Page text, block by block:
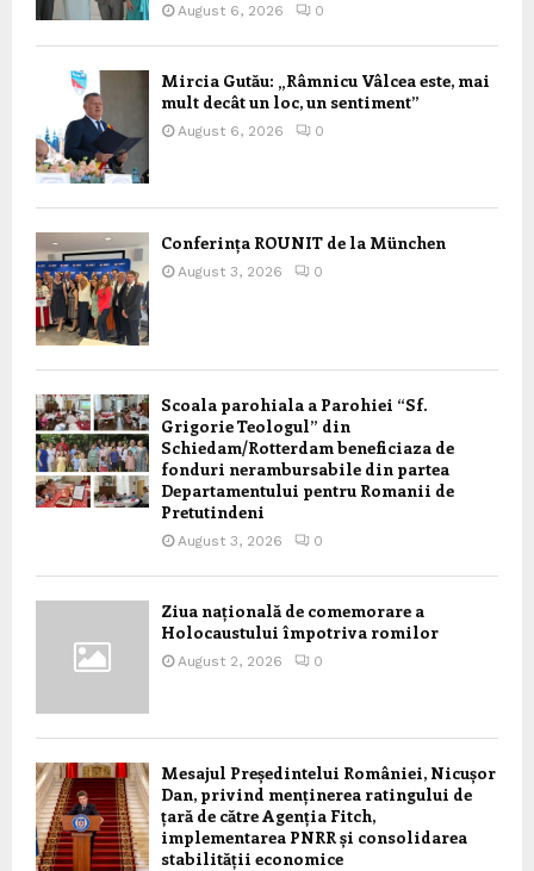
August 6, 2026 0
Mircia Gutău: „Râmnicu Vâlcea este, mai
mult decât un loc, un sentiment”
August 6, 2026 0
Conferința ROUNIT de la München
August 3, 2026 0
Scoala parohiala a Parohiei “Sf.
Grigorie Teologul” din
Schiedam/Rotterdam beneficiaza de
fonduri nerambursabile din partea
Departamentului pentru Romanii de
Pretutindeni
August 3, 2026 0
Ziua națională de comemorare a
Holocaustului împotriva romilor
August 2, 2026 0
Mesajul Președintelui României, Nicușor
Dan, privind menținerea ratingului de
țară de către Agenția Fitch,
implementarea PNRR și consolidarea
stabilității economice